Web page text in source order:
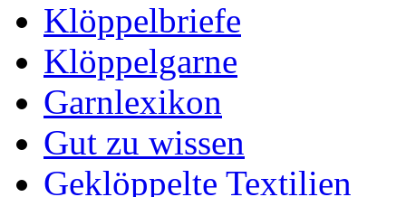
Klöppelbriefe
Klöppelgarne
Garnlexikon
Gut zu wissen
Geklöppelte Textilien